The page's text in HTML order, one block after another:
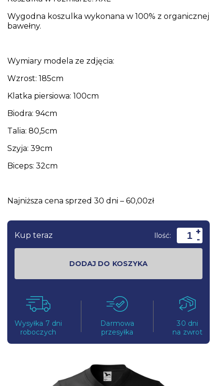
Wygodna koszulka wykonana w 100% z organicznej
bawełny.
Wymiary modela ze zdjęcia:
Wzrost: 185cm
Klatka piersiowa: 100cm
Biodra: 94cm
Talia: 80,5cm
Szyja: 39cm
Biceps: 32cm
Najniższa cena sprzed 30 dni – 60,00zł
Kup teraz Ilość: +
-
DODAJ DO KOSZYKA
Wysyłka 7 dni
roboczych
Darmowa
przesyłka
30 dni
na zwrot